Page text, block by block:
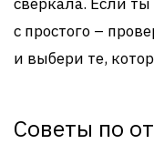
с простого –
и выбери те,
Советы по